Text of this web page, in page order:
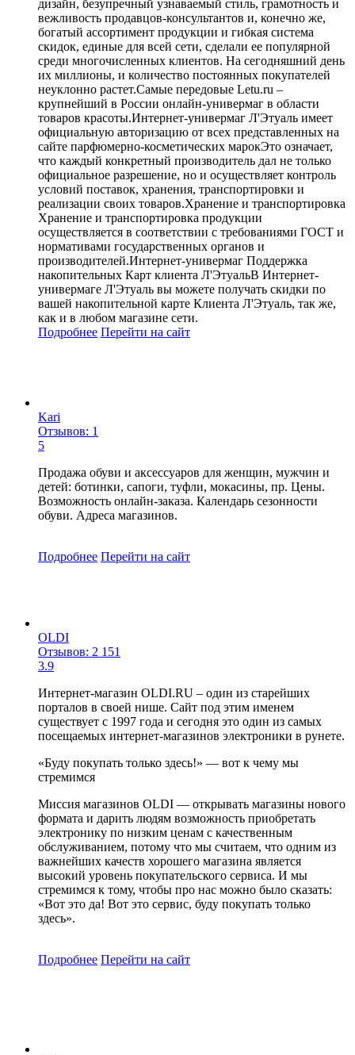
дизайн, безупречный узнаваемый стиль, грамотность и
вежливость продавцов-консультантов и, конечно же,
богатый ассортимент продукции и гибкая система
скидок, единые для всей сети, сделали ее популярной
среди многочисленных клиентов. На сегодняшний день
их миллионы, и количество постоянных покупателей
неуклонно растет.Самые передовые Letu.ru –
крупнейший в России онлайн-универмаг в области
товаров красоты.Интернет-универмаг Л'Этуаль имеет
официальную авторизацию от всех представленных на
сайте парфюмерно-косметических марокЭто означает,
что каждый конкретный производитель дал не только
официальное разрешение, но и осуществляет контроль
условий поставок, хранения, транспортировки и
реализации своих товаров.Хранение и транспортировка
Хранение и транспортировка продукции
осуществляется в соответствии с требованиями ГОСТ и
нормативами государственных органов и
производителей.Интернет-универмаг Поддержка
накопительных Карт клиента Л'ЭтуальВ Интернет-
универмаге Л'Этуаль вы можете получать скидки по
вашей накопительной карте Клиента Л'Этуаль, так же,
как и в любом магазине сети.
Подробнее Перейти на сайт
Kari
Отзывов: 1
5
Продажа обуви и аксессуаров для женщин, мужчин и
детей: ботинки, сапоги, туфли, мокасины, пр. Цены.
Возможность онлайн-заказа. Календарь сезонности
обуви. Адреса магазинов.
Подробнее Перейти на сайт
OLDI
Отзывов: 2 151
3.9
Интернет-магазин OLDI.RU – один из старейших
порталов в своей нише. Сайт под этим именем
существует с 1997 года и сегодня это один из самых
посещаемых интернет-магазинов электроники в рунете.
«Буду покупать только здесь!» — вот к чему мы
стремимся
Миссия магазинов OLDI — открывать магазины нового
формата и дарить людям возможность приобретать
электронику по низким ценам с качественным
обслуживанием, потому что мы считаем, что одним из
важнейших качеств хорошего магазина является
высокий уровень покупательского сервиса. И мы
стремимся к тому, чтобы про нас можно было сказать:
«Вот это да! Вот это сервис, буду покупать только
здесь».
Подробнее Перейти на сайт